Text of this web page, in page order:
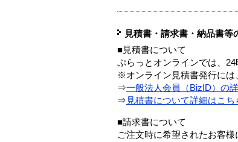
見積書・請求書・納品書等
■見積書について
ぷらっとオンラインでは、
※オンライン見積書発行には
⇒一般法人会員（BizID）の
⇒ 見積書について詳細はこち
■請求書について
ご注文時に希望されたお客